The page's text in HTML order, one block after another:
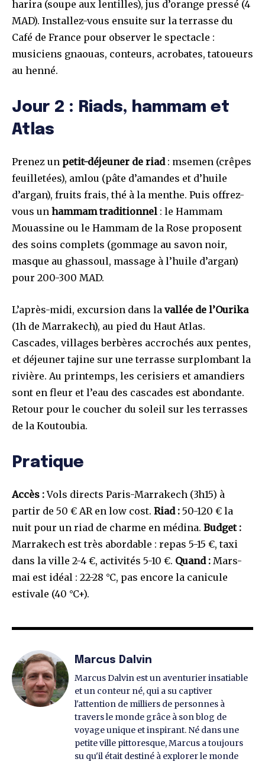
harira (soupe aux lentilles), jus d’orange pressé (4
MAD). Installez-vous ensuite sur la terrasse du
Café de France pour observer le spectacle :
musiciens gnaouas, conteurs, acrobates, tatoueurs
au henné.
Jour 2 : Riads, hammam et
Atlas
Prenez un petit-déjeuner de riad: msemen (crêpes
feuilletées), amlou (pâte d’amandes et d’huile
d’argan), fruits frais, thé à la menthe. Puis offrez-
vous un hammam traditionnel : le Hammam
Mouassine ou le Hammam de la Rose proposent
des soins complets (gommage au savon noir,
masque au ghassoul, massage à l’huile d’argan)
pour 200-300 MAD.
L’après-midi, excursion dans la vallée de l’Ourika
(1h de Marrakech), au pied du Haut Atlas.
Cascades, villages berbères accrochés aux pentes,
et déjeuner tajine sur une terrasse surplombant la
rivière. Au printemps, les cerisiers et amandiers
sont en fleur et l’eau des cascades est abondante.
Retour pour le coucher du soleil sur les terrasses
de la Koutoubia.
Pratique
Accès :Vols directs Paris-Marrakech (3h15) à
partir de 50 € AR en low cost. Riad : 50-120 € la
nuit pour un riad de charme en médina. Budget :
Marrakech est très abordable : repas 5-15 €, taxi
dans la ville 2-4 €, activités 5-10 €. Quand : Mars-
mai est idéal : 22-28 °C, pas encore la canicule
estivale (40 °C+).
Marcus Dalvin
Marcus Dalvin est un aventurier insatiable
et un conteur né, qui a su captiver
l'attention de milliers de personnes à
travers le monde grâce à son blog de
voyage unique et inspirant. Né dans une
petite ville pittoresque, Marcus a toujours
su qu'il était destiné à explorer le monde